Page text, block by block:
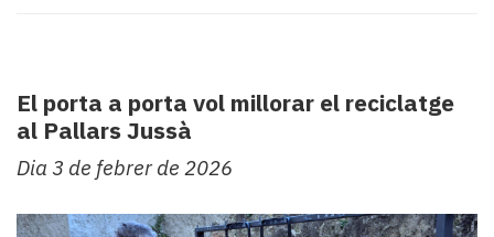
El porta a porta vol millorar el reciclatge
al Pallars Jussà
Dia 3 de febrer de 2026